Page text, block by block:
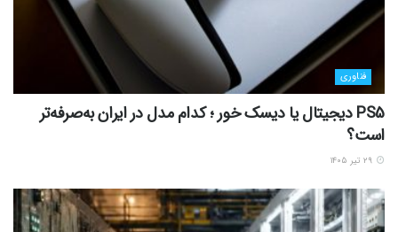
فناوری
PS5 دیجیتال یا دیسک خور ؛ کدام مدل در ایران به‌صرفه‌تر
است؟